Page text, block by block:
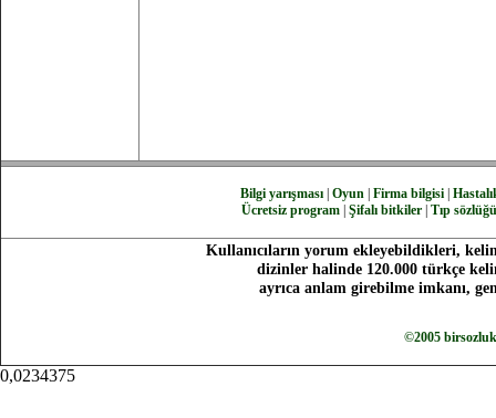
Bilgi yarışması| Oyun| Firma bilgisi|
Ücretsiz program Şifalı bitkiler Tıp sözlüğü
Kullanıcıların yorum ekleyebildikleri,
dizinler halinde 120.000 türkçe
ayrıca anlam girebilme imkanı,
©2005
0,0234375